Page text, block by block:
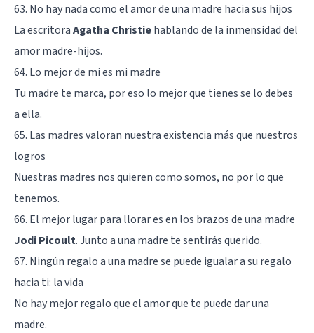
63. No hay nada como el amor de una madre hacia sus hijos
La escritoraAgatha Christiehablando de la inmensidad del
amor madre-hijos.
64. Lo mejor de mi es mi madre
Tu madre te marca, por eso lo mejor que tienes se lo debes
a ella.
65. Las madres valoran nuestra existencia más que nuestros
logros
Nuestras madres nos quieren como somos, no por lo que
tenemos.
66. El mejor lugar para llorar es en los brazos de una madre
Jodi Picoult. Junto a una madre te sentirás querido.
67. Ningún regalo a una madre se puede igualar a su regalo
hacia ti: la vida
No hay mejor regalo que el amor que te puede dar una
madre.